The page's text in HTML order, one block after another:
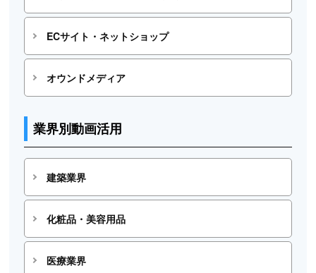
ECサイト・ネットショップ
オウンドメディア
業界別動画活用
建築業界
化粧品・美容用品
医療業界